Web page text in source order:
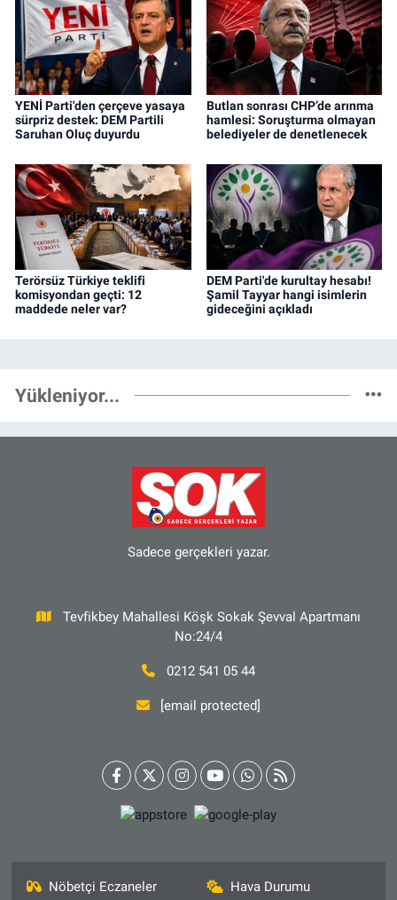
YENİ Parti'den çerçeve yasaya
sürpriz destek: DEM Partili
Saruhan Oluç duyurdu
Butlan sonrası CHP’de arınma
hamlesi: Soruşturma olmayan
belediyeler de denetlenecek
Terörsüz Türkiye teklifi
komisyondan geçti: 12
maddede neler var?
DEM Parti'de kurultay hesabı!
Şamil Tayyar hangi isimlerin
gideceğini açıkladı
Yükleniyor...
Sadece gerçekleri yazar.
Tevfikbey Mahallesi Köşk Sokak Şevval Apartmanı
No:24/4
0212 541 05 44
[email protected]
Nöbetçi Eczaneler Hava Durumu